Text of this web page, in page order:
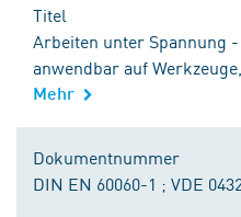
Titel
Arbeiten unter Spannung
anwendbar auf
Mehr
Dokumentnummer
DIN EN 60060-1 ; VDE